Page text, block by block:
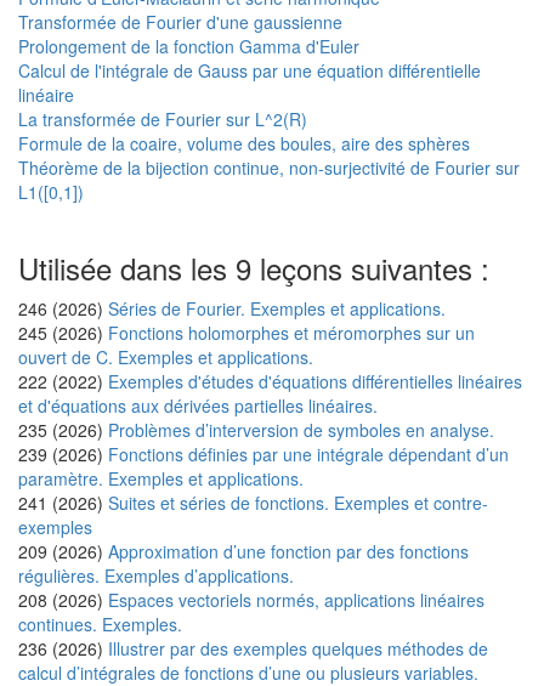
Transformée de Fourier d'une gaussienne
Prolongement de la fonction Gamma d'Euler
Calcul de l'intégrale de Gauss par une équation différentielle
linéaire
La transformée de Fourier sur L^2(R)
Formule de la coaire, volume des boules, aire des sphères
Théorème de la bijection continue, non-surjectivité de Fourier sur
L1([0,1])
Utilisée dans les 9 leçons suivantes :
246 (2026) Séries de Fourier. Exemples et applications.
245 (2026) Fonctions holomorphes et méromorphes sur un
ouvert de C. Exemples et applications.
222 (2022) Exemples d'études d'équations différentielles linéaires
et d'équations aux dérivées partielles linéaires.
235 (2026) Problèmes d’interversion de symboles en analyse.
239 (2026) Fonctions définies par une intégrale dépendant d’un
paramètre. Exemples et applications.
241 (2026) Suites et séries de fonctions. Exemples et contre-
exemples
209 (2026) Approximation d’une fonction par des fonctions
régulières. Exemples d’applications.
208 (2026) Espaces vectoriels normés, applications linéaires
continues. Exemples.
236 (2026) Illustrer par des exemples quelques méthodes de
calcul d’intégrales de fonctions d’une ou plusieurs variables.